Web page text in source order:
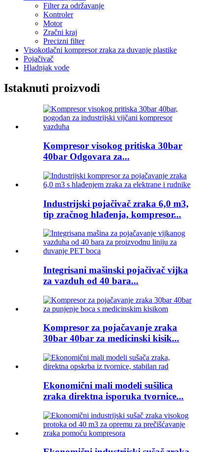
Filter za održavanje
Kontroler
Motor
Zračni kraj
Precizni filter
Visokotlačni kompresor zraka za duvanje plastike
Pojačivač
Hladnjak vode
Istaknuti proizvodi
Kompresor visokog pritiska 30bar
40bar Odgovara za...
Industrijski pojačivač zraka 6,0 m3,
tip zračnog hlađenja, kompresor...
Integrisani mašinski pojačivač vijka
za vazduh od 40 bara...
Kompresor za pojačavanje zraka
30bar 40bar za medicinski kisik...
Ekonomični mali modeli sušilica
zraka direktna isporuka tvornice...